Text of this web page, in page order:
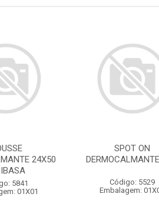
24X50
5841
01X01
SPOT ON
Código: 5529
Embalagem: